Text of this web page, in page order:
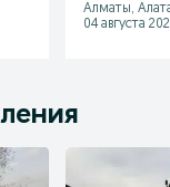
Алматы,
04 августа